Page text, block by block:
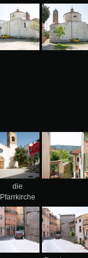
die
Pfarrkirche